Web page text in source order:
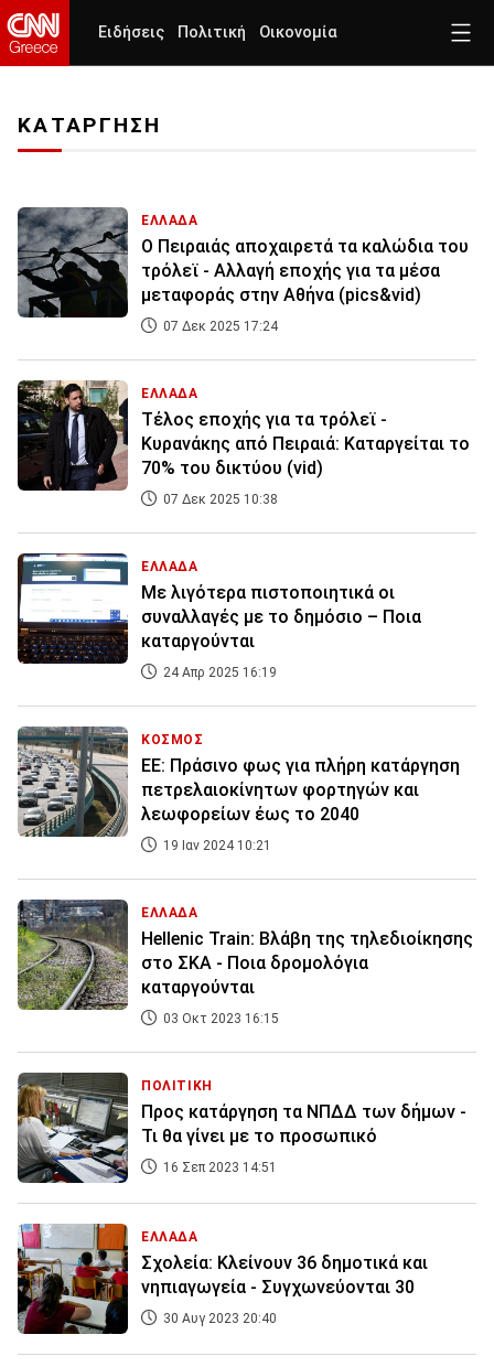
Ειδήσεις Πολιτική Οικονομία
ΚΑΤΑΡΓΗΣΗ
ΕΛΛΑΔΑ
Ο Πειραιάς αποχαιρετά τα καλώδια του
τρόλεϊ - Αλλαγή εποχής για τα μέσα
μεταφοράς στην Αθήνα (pics&vid)
07 Δεκ 2025 17:24
ΕΛΛΑΔΑ
Τέλος εποχής για τα τρόλεϊ -
Κυρανάκης από Πειραιά: Καταργείται το
70% του δικτύου (vid)
07 Δεκ 2025 10:38
ΕΛΛΑΔΑ
Με λιγότερα πιστοποιητικά οι
συναλλαγές με το δημόσιο – Ποια
καταργούνται
24 Απρ 2025 16:19
ΚΟΣΜΟΣ
ΕΕ: Πράσινο φως για πλήρη κατάργηση
πετρελαιοκίνητων φορτηγών και
λεωφορείων έως το 2040
19 Ιαν 2024 10:21
ΕΛΛΑΔΑ
Hellenic Train: Βλάβη της τηλεδιοίκησης
στο ΣΚΑ - Ποια δρομολόγια
καταργούνται
03 Οκτ 2023 16:15
ΠΟΛΙΤΙΚΗ
Προς κατάργηση τα ΝΠΔΔ των δήμων -
Τι θα γίνει με το προσωπικό
16 Σεπ 2023 14:51
ΕΛΛΑΔΑ
Σχολεία: Κλείνουν 36 δημοτικά και
νηπιαγωγεία - Συγχωνεύονται 30
30 Αυγ 2023 20:40